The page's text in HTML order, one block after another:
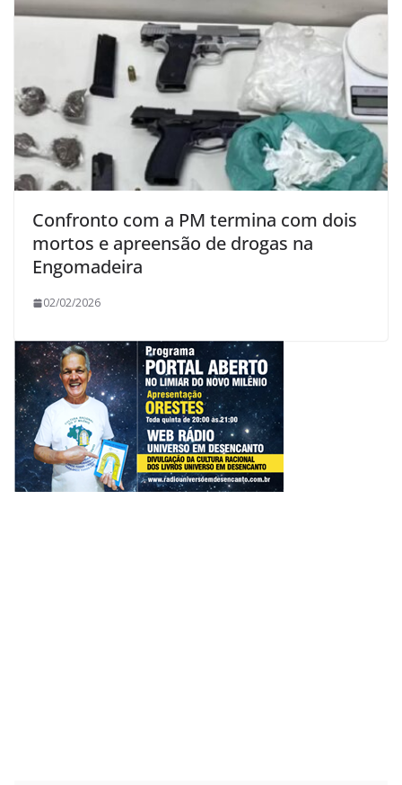
Confronto com a PM termina com dois
mortos e apreensão de drogas na
Engomadeira
02/02/2026